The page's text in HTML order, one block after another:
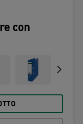
con